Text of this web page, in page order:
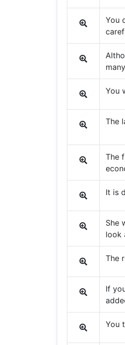
You
You
The
The
It is
She
look
The
If
You